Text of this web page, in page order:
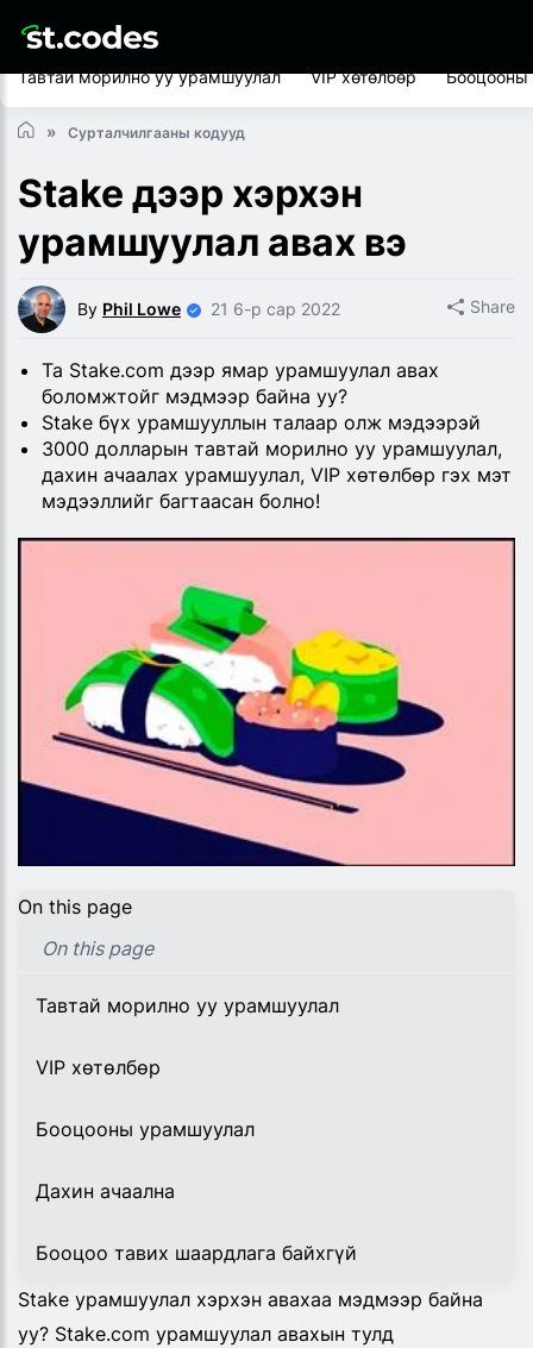
Тавтай морилно уу урамшуулал VIP хөтөлбөр Бооцооны
Сурталчилгааны кодууд
Stake дээр хэрхэн
урамшуулал авах вэ
By Phil Lowe 21 6-р сар 2022 Share
Та Stake.com дээр ямар урамшуулал авах
боломжтойг мэдмээр байна уу?
Stake бүх урамшууллын талаар олж мэдээрэй
3000 долларын тавтай морилно уу урамшуулал,
дахин ачаалах урамшуулал, VIP хөтөлбөр гэх мэт
мэдээллийг багтаасан болно!
On this page
On this page
Тавтай морилно уу урамшуулал
VIP хөтөлбөр
Бооцооны урамшуулал
Дахин ачаална
Бооцоо тавих шаардлага байхгүй
Stake урамшуулал хэрхэн авахаа мэдмээр байна
уу? Stake.com урамшуулал авахын тулд